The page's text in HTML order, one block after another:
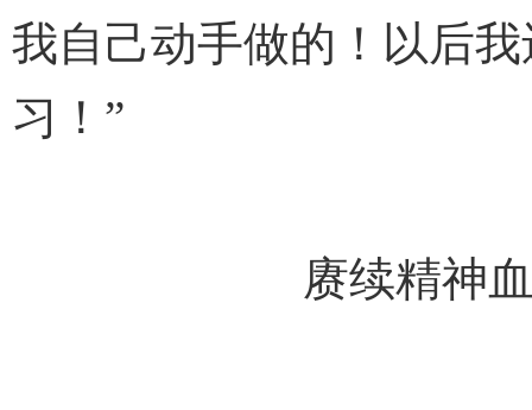
我自己动手做的！以后
习！”
赓续精神